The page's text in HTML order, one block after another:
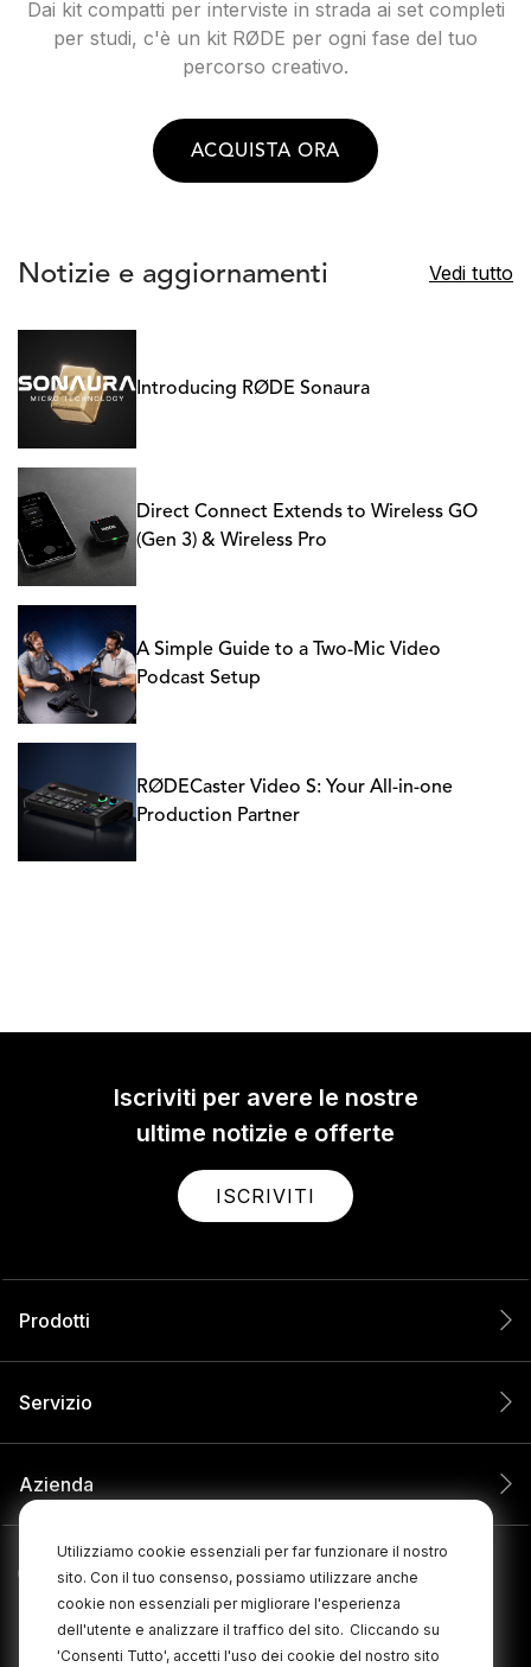
Utilizziamo cookie essenziali per far funzionare il nostro
sito. Con il tuo consenso, possiamo utilizzare anche
cookie non essenziali per migliorare l'esperienza
dell'utente e analizzare il traffico del sito. Cliccando su
'Consenti Tutto', accetti l'uso dei cookie del nostro sito
Dai kit compatti per interviste in strada ai set completi
per studi, c'è un kit RØDE per ogni fase del tuo
percorso creativo.
ACQUISTA ORA
Notizie e aggiornamenti Vedi tutto
Introducing RØDE Sonaura
Direct Connect Extends to Wireless GO
(Gen 3) & Wireless Pro
A Simple Guide to a Two-Mic Video
Podcast Setup
RØDECaster Video S: Your All-in-one
Production Partner
Iscriviti per avere le nostre
ultime notizie e offerte
ISCRIVITI
Prodotti
Servizio
Azienda